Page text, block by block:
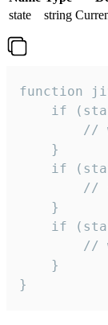
state
string
function
if
//
    }
if
//
    }
if
//
    }
}